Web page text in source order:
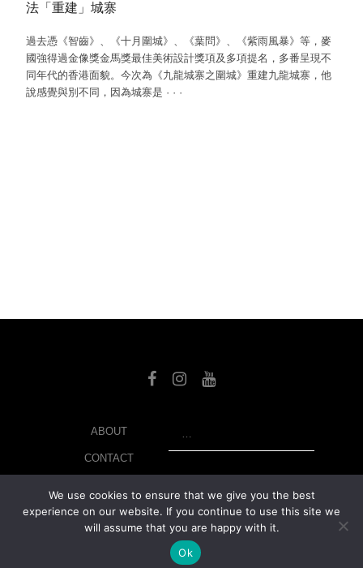
法「重建」城寨
過去憑《智齒》、《十月圍城》、《葉問》、《紫雨風暴》等，麥
國強得過金像獎金馬獎最佳美術設計獎項及多項提名，多番呈現不
同年代的香港面貌。今次為《九龍城寨之圍城》重建九龍城寨，他
說感覺與別不同，因為城寨是 · · ·
ABOUT
CONTACT
MY ACCOUNT
We use cookies to ensure that we give you the best
experience on our website. If you continue to use this site we
will assume that you are happy with it.
Ok